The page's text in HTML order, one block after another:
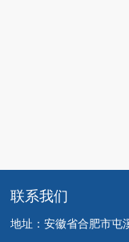
联系我们
地址：安徽省合肥市屯